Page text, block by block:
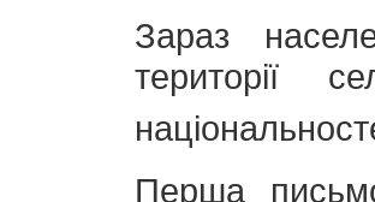
Зараз
території
Перша